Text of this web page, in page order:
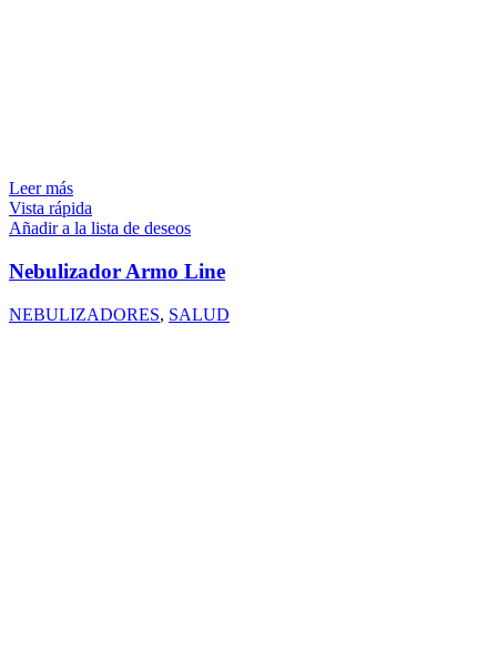
Leer más
Vista rápida
Añadir a la lista de deseos
Nebulizador Armo Line
NEBULIZADORES, SALUD